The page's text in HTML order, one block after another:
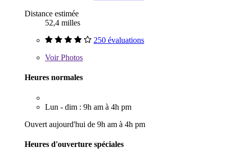
Distance estimée
52,4 milles
250 évaluations
VoirPhotos
Heures normales
Lun - dim : 9h am à 4h pm
Ouvert aujourd'hui de 9h am à 4h pm
Heures d'ouverture spéciales